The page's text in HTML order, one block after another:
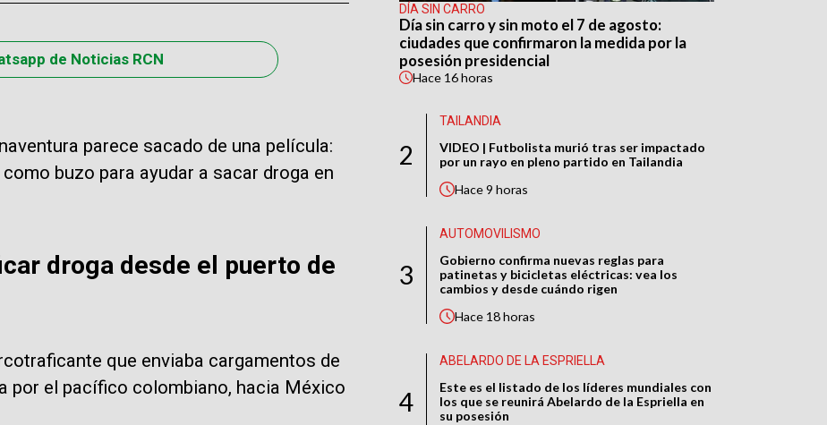
de Noticias RCN
parece sacado de una película:
buzo para ayudar a sacar droga en
droga desde el puerto de
que enviaba cargamentos de
por el pacífico colombiano, hacia México
DÍA SIN CARRO
Día sin carro y sin moto el 7 de agosto:
ciudades que confirmaron la medida por la
posesión presidencial
Hace 16 horas
2
TAILANDIA
VIDEO | Futbolista murió tras ser impactado
por un rayo en pleno partido en Tailandia
Hace9 horas
3
AUTOMOVILISMO
Gobierno confirma nuevas reglas para
patinetas y bicicletas eléctricas: vea los
cambios y desde cuándo rigen
Hace 18 horas
4
ABELARDO DE LA ESPRIELLA
Este es el listado de los líderes mundiales con
los que se reunirá Abelardo de la Espriella en
su posesión